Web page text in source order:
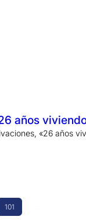
años
«26 años
101